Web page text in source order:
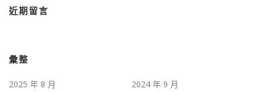
近期留言
彙整
2025 年 8 月
2024 年 9 月